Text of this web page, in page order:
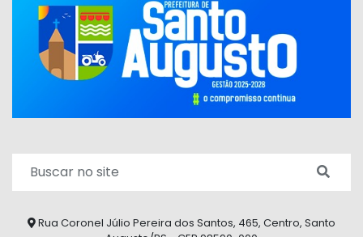
Rua Coronel Júlio Pereira dos Santos, 465, Centro, Santo